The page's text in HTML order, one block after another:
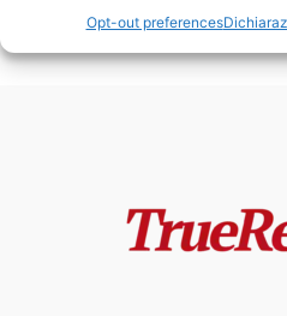
Opt-out preferences
admin -